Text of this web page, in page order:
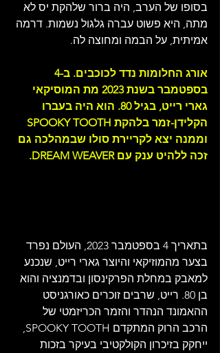
בסופו של הערב, היה ברור שלהקת יס לא
מתה, היא פשוט עברה גלגול נשמות. דרמה
אמיתית, על הבמה ומחוצה לה.
אורג החלומות נדד לכוכבים.
בספטמבר בשנת 2023 מת המוסיקאי
גארי רייט, בגיל 80. הוא היה בעברו
וממנה יצא לקריירת סולו שבמהלכה גם
זכה ללהיט ענק עם DREAM WEAVER.
בתאריך 4 בספטמבר 2023, העולם נפרד
בצער מהמוזיקאי והיוצר גארי רייט, שנכנע
למאבק במחלת הפרקינסון ובדמנציה והוא
בן 80. רייט, שרבים זוכרים כאורגניסט
ההאמונד הנהדר והזמר הכריזמטי של
ייחקק בזיכרון הקולקטיבי בעיקר בזכות